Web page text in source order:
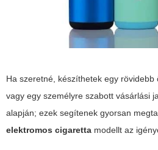
Ha szeretné, készíthetek egy
vagy egy személyre szabott vásárlási
alapján; ezek segítenek gyorsan
elektromos cigaretta modellt az